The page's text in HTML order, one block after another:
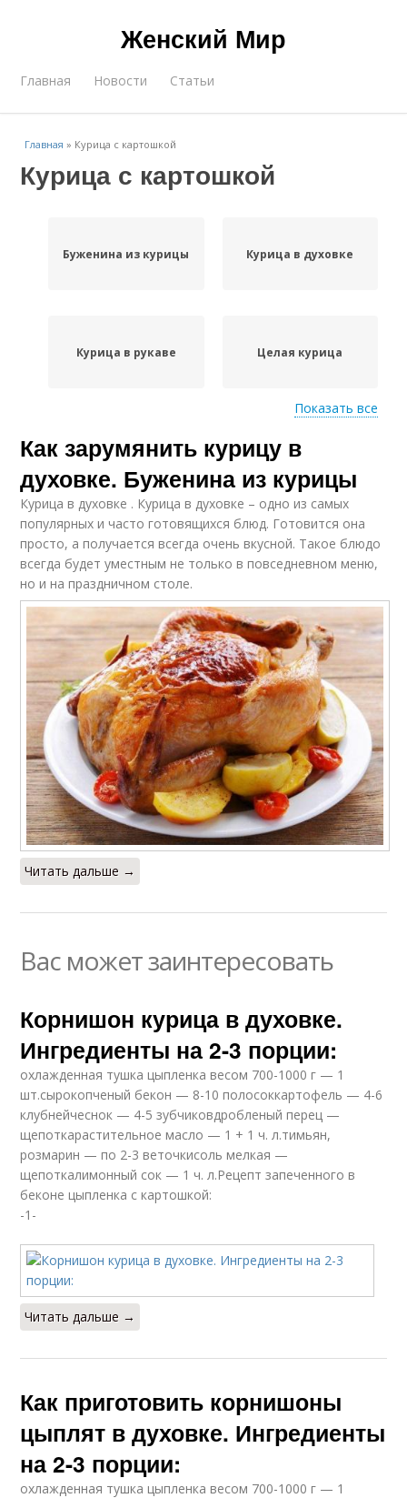
Женский Мир
Главная Новости Статьи
Главная » Курица с картошкой
Курица с картошкой
Буженина из курицы Курица в духовке
Курица в рукаве Целая курица
Курица с овощами Курица с грибами
Курица в сливках Жареная курица
Курица в маринаде Вкусная курица
Курица с корочкой
Показать все
Как зарумянить курицу в
духовке. Буженина из курицы
Курица в духовке . Курица в духовке – одно из самых
популярных и часто готовящихся блюд. Готовится она
просто, а получается всегда очень вкусной. Такое блюдо
всегда будет уместным не только в повседневном меню,
но и на праздничном столе.
Читать дальше →
Вас может заинтересовать
Корнишон курица в духовке.
Ингредиенты на 2-3 порции:
охлажденная тушка цыпленка весом 700-1000 г — 1
шт.сырокопченый бекон — 8-10 полосоккартофель — 4-6
клубнейчеснок — 4-5 зубчиковдробленый перец —
щепоткарастительное масло — 1 + 1 ч. л.тимьян,
розмарин — по 2-3 веточкисоль мелкая —
щепоткалимонный сок — 1 ч. л.Рецепт запеченного в
беконе цыпленка с картошкой:
-1-
Читать дальше →
Как приготовить корнишоны
цыплят в духовке. Ингредиенты
на 2-3 порции:
охлажденная тушка цыпленка весом 700-1000 г — 1